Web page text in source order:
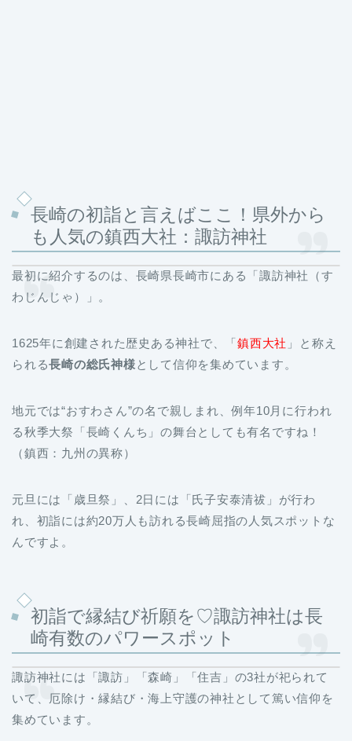
長崎の初詣と言えばここ！県外から
も人気の鎮西大社：諏訪神社
最初に紹介するのは、長崎県長崎市にある「諏訪神社（す
わじんじゃ）」。
1625年に創建された歴史ある神社で、「鎮西大社 」と称え
られる長崎の総氏神様として信仰を集めています。
地元では“おすわさん”の名で親しまれ、例年10月に行われ
る秋季大祭「長崎くんち」の舞台としても有名ですね！
（鎮西：九州の異称）
元旦には「歳旦祭」、2日には「氏子安泰清祓」が行わ
れ、初詣には約20万人も訪れる長崎屈指の人気スポットな
んですよ。
初詣で縁結び祈願を♡諏訪神社は長
崎有数のパワースポット
諏訪神社には「諏訪」「森崎」「住吉」の3社が祀られて
いて、厄除け・縁結び・海上守護の神社として篤い信仰を
集めています。